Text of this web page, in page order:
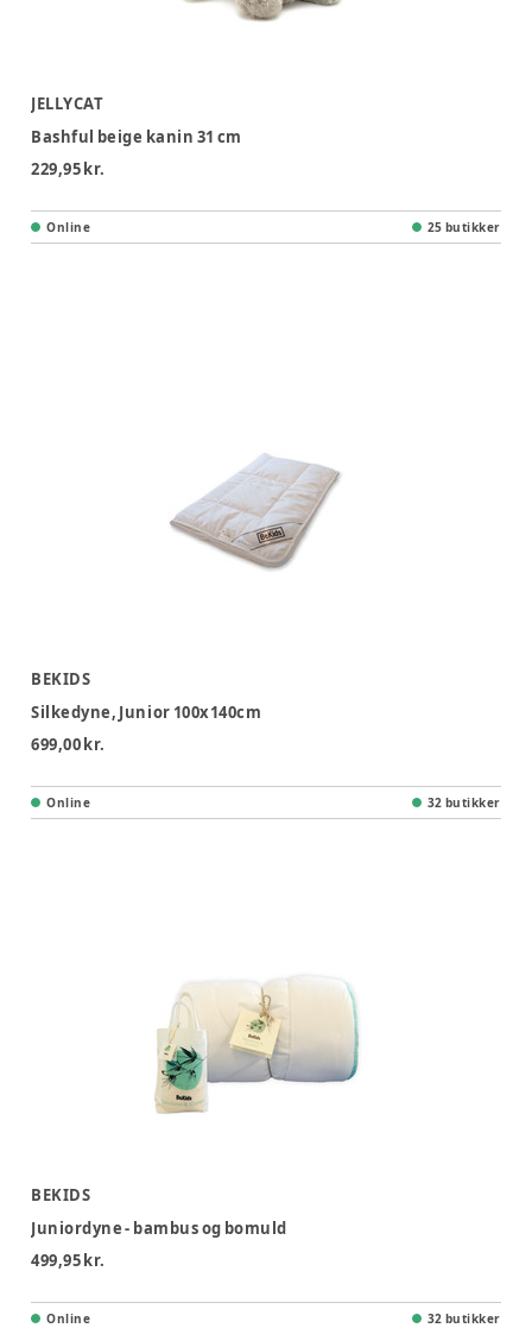
JELLYCAT
Bashful beige kanin 31 cm
229,95 kr.
Online 25 butikker
BEKIDS
Silkedyne, Junior 100x140cm
699,00 kr.
Online 32 butikker
BEKIDS
Juniordyne - bambus og bomuld
499,95 kr.
Online 32 butikker